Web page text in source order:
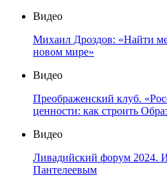
Видео
Михаил Дроздов: «Найти
новом мире»
Видео
Преображенский клуб.
ценности: как строить
Видео
Ливадийский форум 2024.
Пантелеевым